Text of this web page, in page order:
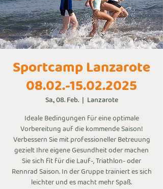
Sportcamp Lanzarote
08.02.-15.02.2025
Sa., 08. Feb.
  |
Lanzarote
Ideale Bedingungen für eine optimale
Vorbereitung auf die kommende Saison!
Verbessern Sie mit professioneller Betreuung
gezielt Ihre eigene Gesundheit oder machen
Sie sich fit für die Lauf-, Triathlon- oder
Rennrad Saison. In der Gruppe trainiert es sich
leichter und es macht mehr Spaß.